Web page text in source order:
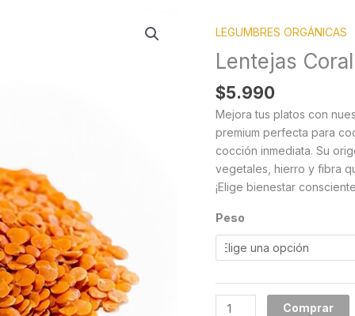
LEGUMBRES ORGÁNICAS
Lentejas
$5.990
Mejora tus platos con
premium perfecta para
cocción inmediata. Su
vegetales, hierro y fibra
¡Elige bienestar
Peso
Coral
Orgánicas
cantidad
Comprar